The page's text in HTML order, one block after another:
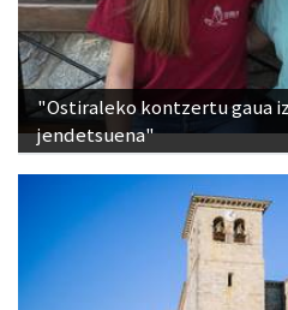
"Ostiraleko kontzertu gaua
jendetsuena"